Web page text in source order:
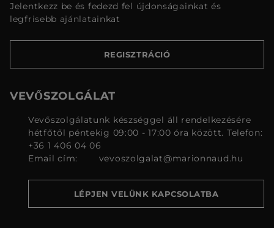
Jelentkezz be és fedezd fel újdonságainkat és
legfrisebb ajánlatainkat
REGISZTRÁCIÓ
VEVŐSZOLGÁLAT
Vevőszolgálatunk készséggel áll rendelkezésére
hétfőtől péntekig 09:00 - 17:00 óra között. Telefon:
+36 1 406 04 06
Email cím:
vevoszolgalat@marionnaud.hu
LÉPJEN VELÜNK KAPCSOLATBA